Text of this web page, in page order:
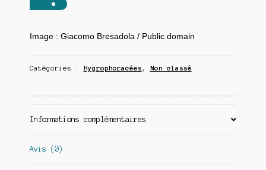
Image : Giacomo Bresadola / Public domain
Catégories : Hygrophoracées , Non classé
Informations complémentaires
Avis (0)